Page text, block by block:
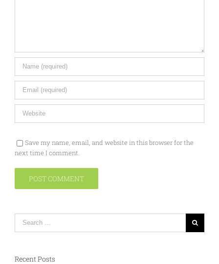
Save my name, email, and website in this browser for the
next time I comment.
Search
Recent Posts